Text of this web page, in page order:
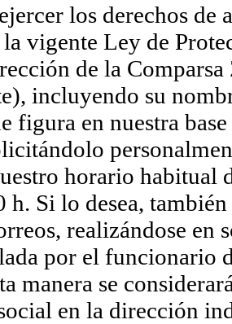
los derechos
vigente Ley de
de la
incluyendo su
figura en nuestra
horario habitual
h. Si lo desea,
realizándose en
por el funcionario
manera se
en la dirección